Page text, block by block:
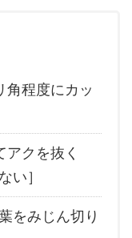
角程度にカッ
クを抜く
い］
をみじん切り